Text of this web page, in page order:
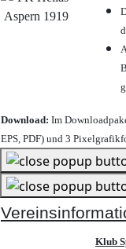
Download: Im
EPS, PDF) und 3
Klub